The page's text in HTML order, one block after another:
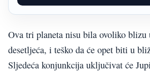
Ova tri planeta nisu bila ovoliko blizu
desetljeća, i teško da će opet biti u
Sljedeća konjunkcija uključivat će